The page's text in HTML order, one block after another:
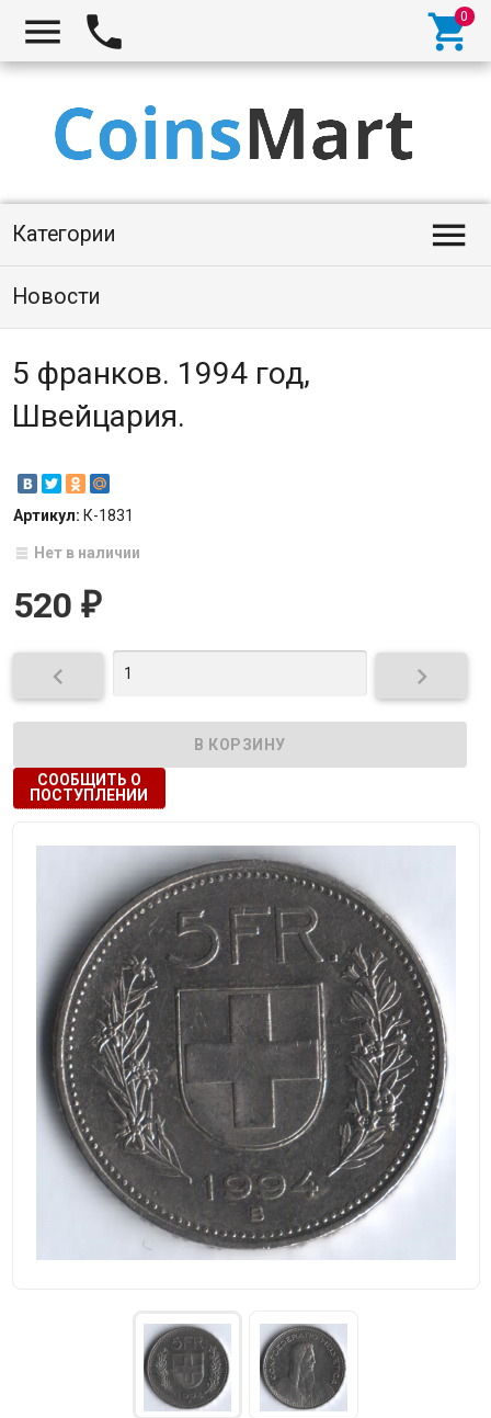
  
Категории 
Новости
5 франков. 1994 год,
Швейцария.
Артикул: К-1831
Нет в наличии
520 ₽
 
СООБЩИТЬ О
ПОСТУПЛЕНИИ